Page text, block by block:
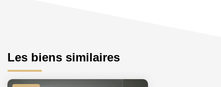
Les biens similaires